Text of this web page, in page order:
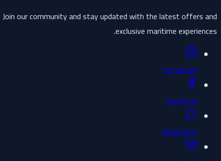
Join our community and stay updated with the latest offers and
exclusive maritime experiences.
Instagram
Facebook
WhatsApp